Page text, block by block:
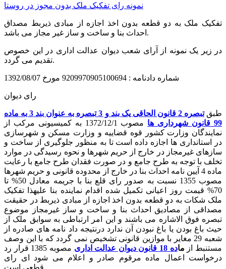
نمونه رای تفکیک ملک بدون مجوز در روستا
تفکیک ملک به دو قطعه بدون اخذ اجازه از مبادی ذیربط مصداق
احداث بنا و ساخت و ساز غیر مجاز می باشد.
در زیر یک نمونه از آرای شعب دیوان عدالت اداری در این خصوص
تقدیم می گردد.
شماره دادنامه : 9209970905100694 مورخ 1392/08/07
رای دیوان
طبق
تبصره 2 قانون الحاقی یک بند و 3 تبصره به عنوان بند 3 به ماده
99 قانون شهرداری ها
مصوب 1372/12/1 به کمیسیونی مرکب از
نمایندگان وزارت کشور قوه قضاییه و وزارت مسکن و شهرسازی
در استانداری ها اجازه داده است تا به منظور جلوگیری از ساخت و
سازهای غیرمجاز در خارج از حریم شهرها و نحوه رسیدگی در موارد
تخلف با توجه به طرح جامع و در صورت فقدان طرح جامع با رعایت
ماده 4 آیین نامه احداث بنا در خارج از محدوده قانونی و حریم شهرها
مصوب 1355 نسبت به صدور رای قلع بنا با جریمه معادل 50% تا
70% قیمت روز اعیانی تکمیل شده اقدام نماینده بنا علیهذا تفکیک
ملک شکات به دو قطعه بدون اخذ اجازه از مبادی ذیربط در حقیقت
مصداقی از مصادیق احداث بنا و ساخت و ساز غیرمجاز موضوع
تبصره فوق الاشاره می باشند و این امر ارتباطی به سوابق ملک از
حیث باغ بودن یا باغ نبودن آن ندارد درنتیجه داد نامه های صادره از
شعبه 29 مغایر با موازین قانونی تشخیص نمی گردد که با این وصف
مستنبط از ماده 18 قانون دیوان عدالت اداری
مصوبه 1385 قرار رد
درخواست اعمال ماده مرقوم صادر و اعلام می شود ای رای